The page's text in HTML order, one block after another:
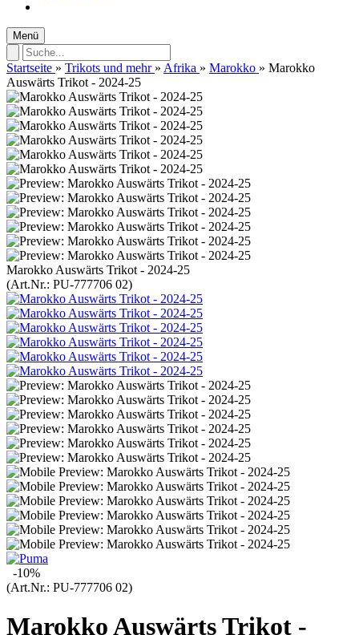
Menü
Startseite » Trikots und mehr » Afrika » Marokko » Marokko
Auswärts Trikot - 2024-25
Marokko Auswärts Trikot - 2024-25
(Art.Nr.: PU-777706 02)
-10%
(Art.Nr.: PU-777706 02)
Marokko Auswärts Trikot -